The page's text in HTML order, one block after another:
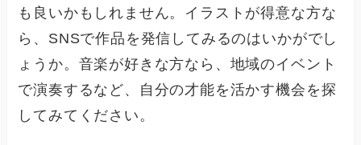
も良いかもしれません。イラストが得意な方な
ら、SNSで作品を発信してみるのはいかがでし
ょうか。音楽が好きな方なら、地域のイベント
で演奏するなど、自分の才能を活かす機会を探
してみてください。